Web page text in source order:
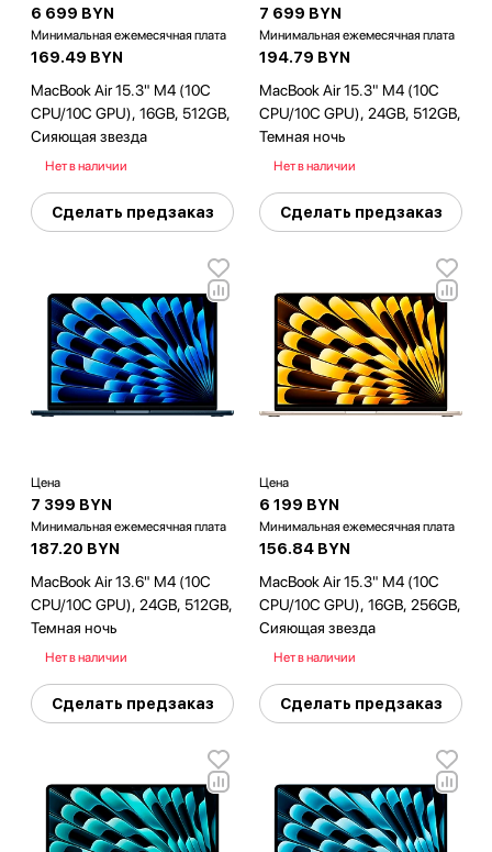
6 699 BYN
Минимальная ежемесячная плата
169.49 BYN
MacBook Air 15.3" M4 (10C
CPU/10C GPU), 16GB, 512GB,
Сияющая звезда
Нет в наличии
Сделать предзаказ
7 699 BYN
Минимальная ежемесячная плата
194.79 BYN
MacBook Air 15.3" M4 (10C
CPU/10C GPU), 24GB, 512GB,
Темная ночь
Нет в наличии
Сделать предзаказ
Цена
7 399 BYN
Минимальная ежемесячная плата
187.20 BYN
MacBook Air 13.6" M4 (10C
CPU/10C GPU), 24GB, 512GB,
Темная ночь
Нет в наличии
Сделать предзаказ
Цена
6 199 BYN
Минимальная ежемесячная плата
156.84 BYN
MacBook Air 15.3" M4 (10C
CPU/10C GPU), 16GB, 256GB,
Сияющая звезда
Нет в наличии
Сделать предзаказ